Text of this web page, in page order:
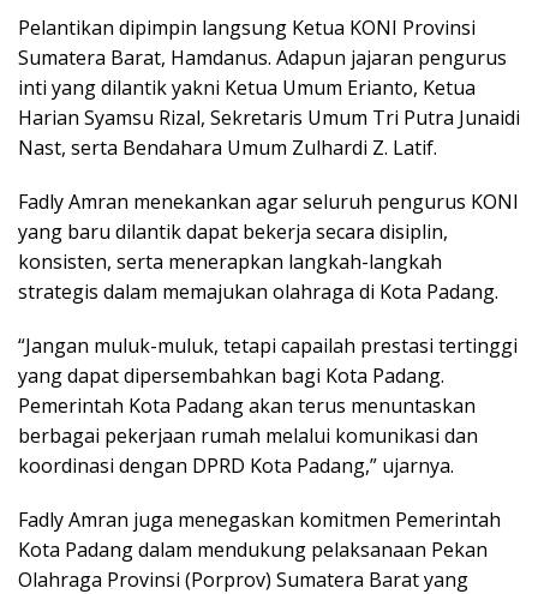
Pelantikan dipimpin langsung Ketua KONI Provinsi
Sumatera Barat, Hamdanus. Adapun jajaran pengurus
inti yang dilantik yakni Ketua Umum Erianto, Ketua
Harian Syamsu Rizal, Sekretaris Umum Tri Putra Junaidi
Nast, serta Bendahara Umum Zulhardi Z. Latif.
Fadly Amran menekankan agar seluruh pengurus KONI
yang baru dilantik dapat bekerja secara disiplin,
konsisten, serta menerapkan langkah-langkah
strategis dalam memajukan olahraga di Kota Padang.
“Jangan muluk-muluk, tetapi capailah prestasi tertinggi
yang dapat dipersembahkan bagi Kota Padang.
Pemerintah Kota Padang akan terus menuntaskan
berbagai pekerjaan rumah melalui komunikasi dan
koordinasi dengan DPRD Kota Padang,” ujarnya.
Fadly Amran juga menegaskan komitmen Pemerintah
Kota Padang dalam mendukung pelaksanaan Pekan
Olahraga Provinsi (Porprov) Sumatera Barat yang